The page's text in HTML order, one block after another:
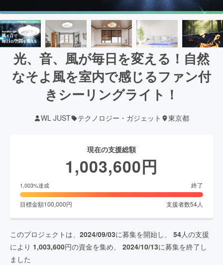
光、音、風が毎日を変える！自然
なそよ風を室内で感じるファン付
きシーリングライト！
WL JUST テクノロジー・ガジェット 東京都
現在の支援総額
1,003,600円
1,003%達成 終了
目標金額100,000円 支援者数54人
このプロジェクトは、 2024/09/03に募集を開始し、 54人の支援
により 1,003,600円の資金を集め、 2024/10/13に募集を終了し
ました